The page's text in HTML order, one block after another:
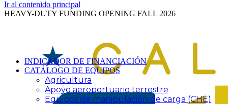
Ir al contenido principal
HEAVY-DUTY FUNDING OPENING FALL 2026
INDICADOR DE FINANCIACIÓN
CATÁLOGO DE EQUIPOS
Agricultura
Apoyo aeroportuario terrestre
Equipos de manipulación de carga (CHE)